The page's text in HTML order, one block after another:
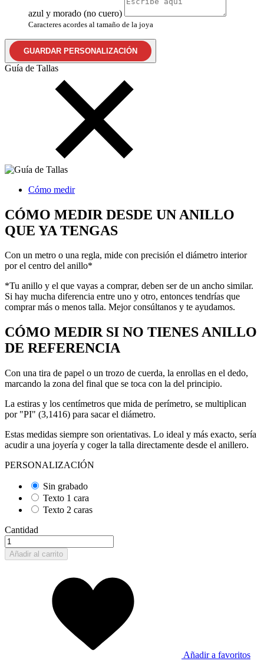
azul y morado (no cuero)
Caracteres acordes al tamaño de la joya
GUARDAR PERSONALIZACIÓN
Guía de Tallas
Cómo medir
CÓMO MEDIR DESDE UN ANILLO
QUE YA TENGAS
Con un metro o una regla, mide con precisión el diámetro interior
por el centro del anillo*
*Tu anillo y el que vayas a comprar, deben ser de un ancho similar.
Si hay mucha diferencia entre uno y otro, entonces tendrías que
comprar más o menos talla. Mejor consúltanos y te ayudamos.
CÓMO MEDIR SI NO TIENES ANILLO
DE REFERENCIA
Con una tira de papel o un trozo de cuerda, la enrollas en el dedo,
marcando la zona del final que se toca con la del principio.
La estiras y los centímetros que mida de perímetro, se multiplican
por "PI" (3,1416) para sacar el diámetro.
Estas medidas siempre son orientativas. Lo ideal y más exacto, sería
acudir a una joyería y coger la talla directamente desde el anillero.
PERSONALIZACIÓN
Sin grabado
Texto 1 cara
Texto 2 caras
Cantidad
Añadir al carrito
Añadir a favoritos